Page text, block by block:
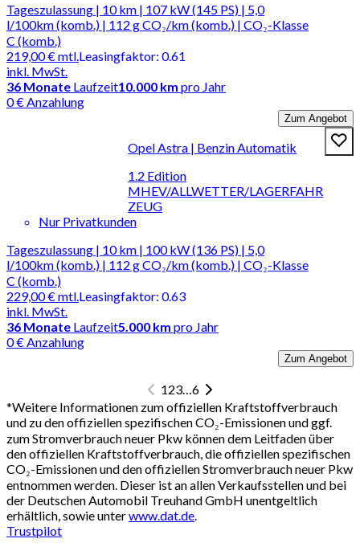
Tageszulassung | 10 km | 107 kW (145 PS) | 5,0
l/100km (komb.) | 112 g CO₂/km (komb.) | CO₂-Klasse
C (komb.)
219,00 €mtl.
inkl. MwSt.
Leasingfaktor: 0.61
36 Monate Laufzeit10.000 km pro Jahr
0 € Anzahlung
Zum Angebot
Opel Astra | Benzin Automatik
1.2 Edition
MHEV/ALLWETTER/LAGERFAHR
ZEUG
Nur Privatkunden
Tageszulassung | 10 km | 100 kW (136 PS) | 5,0
l/100km (komb.) | 112 g CO₂/km (komb.) | CO₂-Klasse
C (komb.)
229,00 €mtl.
inkl. MwSt.
Leasingfaktor: 0.63
36 Monate Laufzeit5.000 km pro Jahr
0 € Anzahlung
Zum Angebot
123…6
*Weitere Informationen zum offiziellen Kraftstoffverbrauch
und zu den offiziellen spezifischen CO₂-Emissionen und ggf.
zum Stromverbrauch neuer Pkw können dem Leitfaden über
den offiziellen Kraftstoffverbrauch, die offiziellen spezifischen
CO₂-Emissionen und den offiziellen Stromverbrauch neuer Pkw
entnommen werden. Dieser ist an allen Verkaufsstellen und bei
der Deutschen Automobil Treuhand GmbH unentgeltlich
erhältlich, sowie unterwww.dat.de
Trustpilot